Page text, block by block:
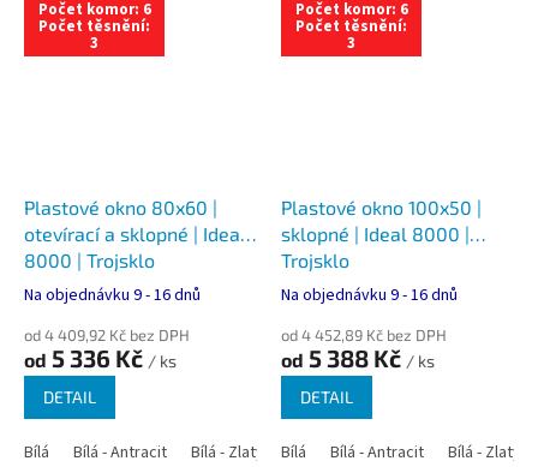
Počet komor: 6
Počet těsnění:
3
Plastové okno 80x60 |
otevírací a sklopné | Ideal
8000 | Trojsklo
Na objednávku 9 - 16 dnů
od 4 409,92 Kč bez DPH
od 5 336 Kč / ks
DETAIL
Bílá Bílá - Antracit Bílá - Zlatý dub Bílá - Tmavý dub Bílá -
Počet komor: 6
Počet těsnění:
3
Plastové okno 100x50 |
sklopné | Ideal 8000 |
Trojsklo
Na objednávku 9 - 16 dnů
od 4 452,89 Kč bez DPH
od 5 388 Kč / ks
DETAIL
Bílá Bílá - Antracit Bílá - Zlatý